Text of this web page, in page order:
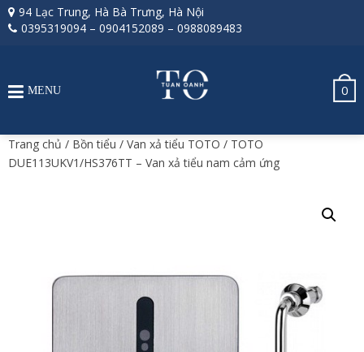
94 Lạc Trung, Hà Bà Trưng, Hà Nội
0395319094 – 0904152089 – 0988089483
0
MENU
Trang chủ / Bồn tiểu / Van xả tiểu TOTO / TOTO
DUE113UKV1/HS376TT – Van xả tiểu nam cảm ứng